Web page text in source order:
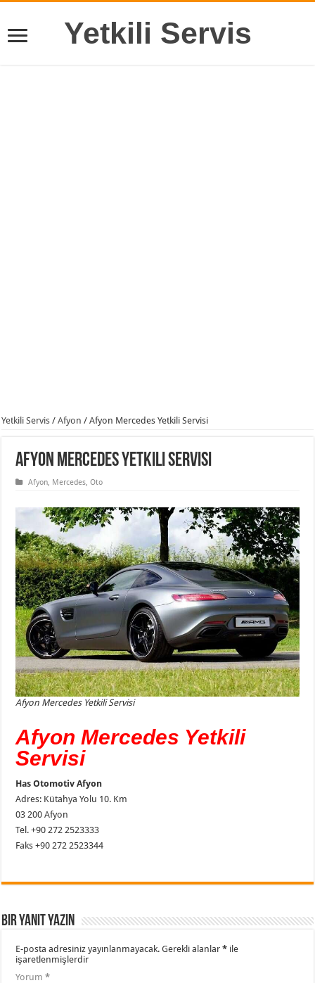
Yetkili Servis
Yetkili Servis / Afyon / Afyon Mercedes Yetkili Servisi
Afyon Mercedes Yetkili Servisi
Afyon, Mercedes,Oto
Afyon Mercedes Yetkili Servisi
Afyon Mercedes Yetkili
Servisi
Has Otomotiv Afyon
Adres: Kütahya Yolu 10. Km
03 200 Afyon
Tel. +90 272 2523333
Faks +90 272 2523344
Bir yanıt yazın
E-posta adresiniz yayınlanmayacak. Gerekli alanlar* ile
işaretlenmişlerdir
Yorum*